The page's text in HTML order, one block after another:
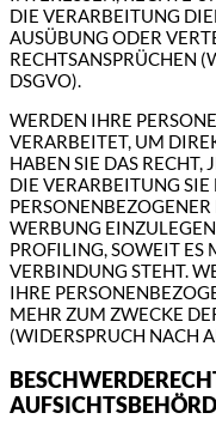
DIE VERARBEITUNG
AUSÜBUNG ODER
RECHTSANSPRÜCHEN
DSGVO).
WERDEN IHRE
VERARBEITET, UM
HABEN SIE DAS RECHT,
DIE VERARBEITUNG SIE
WERBUNG
PROFILING, SOWEIT ES
VERBINDUNG STEHT.
IHRE
MEHR ZUM ZWECKE
(WIDERSPRUCH NACH